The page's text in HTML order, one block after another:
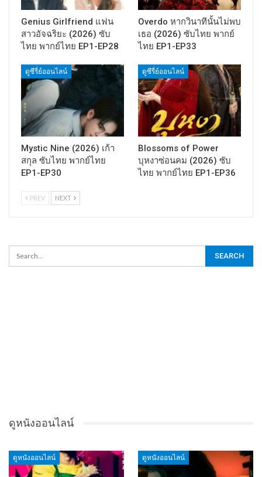
Genius Girlfriend แฟน
สาวอัจฉริยะ (2026) ซับ
ไทย พากย์ไทย EP1-EP28
Overdo หากวินาทีนั้นไม่พบ
เธอ (2026) ซับไทย พากย์
ไทย EP1-EP33
ดูซีรี่ย์ออนไลน์
Mystic Nine (2026) เก้า
สกุล ซับไทย พากย์ไทย
EP1-EP30
ดูซีรี่ย์ออนไลน์
Blossoms of Power
บุหงาซ่อนคม (2026) ซับ
ไทย พากย์ไทย EP1-EP36
PREV NEXT
ดูหนังออนไลน์
ดูหนังออนไลน์ ดูหนังออนไลน์